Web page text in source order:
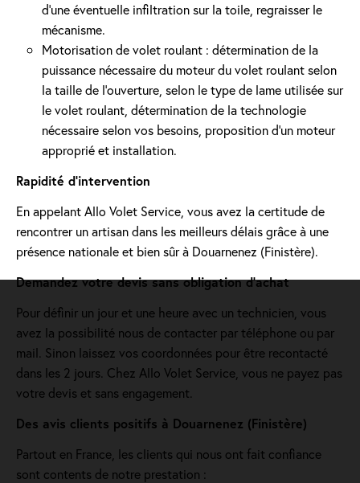
d'une éventuelle infiltration sur la toile, regraisser le
mécanisme.
Motorisation de volet roulant : détermination de la
puissance nécessaire du moteur du volet roulant selon
la taille de l’ouverture, selon le type de lame utilisée sur
le volet roulant, détermination de la technologie
nécessaire selon vos besoins, proposition d'un moteur
approprié et installation.
Rapidité d'intervention
En appelant Allo Volet Service, vous avez la certitude de
rencontrer un artisan dans les meilleurs délais grâce à une
présence nationale et bien sûr à Douarnenez (Finistère).
Demandez votre devis sans obligation d'achat
Pour définir un jour et une heure avec un technicien, vous
avez la possibilité nous de contacter par téléphone ou par
mail. Sinon laissez vos coordonnées pour être recontacté
dans les 2 jours. Chez Allo Volet Service, vous ne payez pas
votre devis et sans engagement.
Des avis clients positifs à Douarnenez (Finistère)
Partout en France, les clients qui nous ont fait confiance
sont contents de notre prestation :